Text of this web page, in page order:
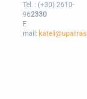
Tel. : (+30) 2610-
962330
E-
mail: